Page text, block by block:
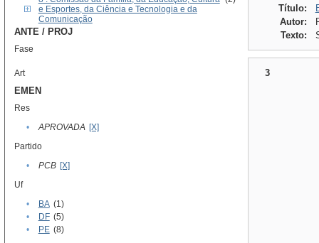
e Esportes, da Ciência e Tecnologia e da
Comunicação
ANTE / PROJ
Fase
Art
EMEN
Res
•
APROVADA [X]
Partido
•
PCB [X]
Uf
•
BA (1)
•
DF (5)
•
PE (8)
Título:
Autor:
Texto:
3